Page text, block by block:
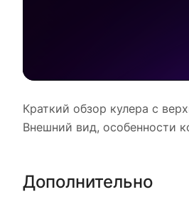
Краткий обзор кулера с
Внешний вид, особенности
Дополнительно